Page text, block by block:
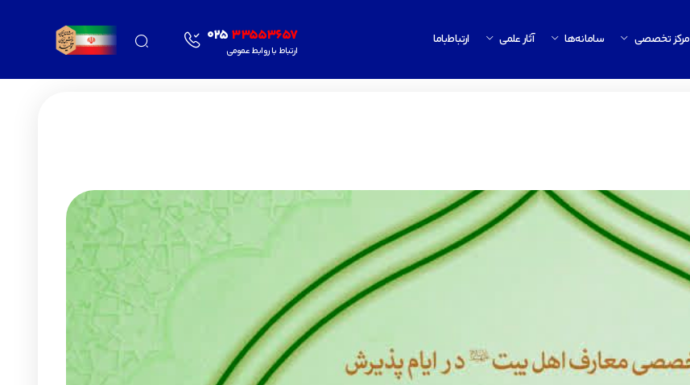
مرکز تخصصی سامانه‌ها آثار علمی ارتباط‌باما 02533553657
ارتباط با روابط عمومی